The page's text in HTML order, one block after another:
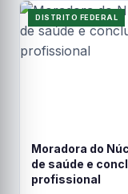
DISTRITO FEDERAL
Moradora do
de saúde e
profissional